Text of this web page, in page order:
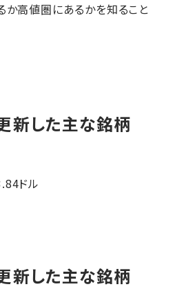
か高値圏にあるかを知ること
新した主な銘柄
ドル
新した主な銘柄